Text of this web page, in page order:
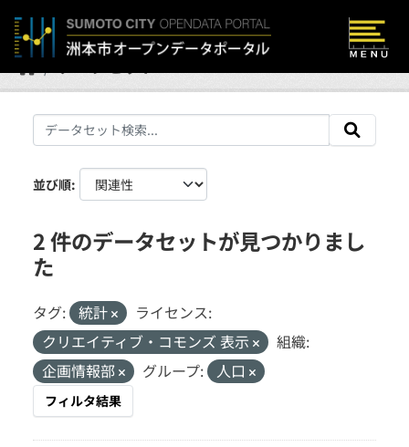
並び順
2 件のデータセットが見つかりまし
た
タグ: 統計
ライセンス:
クリエイティブ・コモンズ 表示
組織:
企画情報部
グループ: 人口
フィルタ結果